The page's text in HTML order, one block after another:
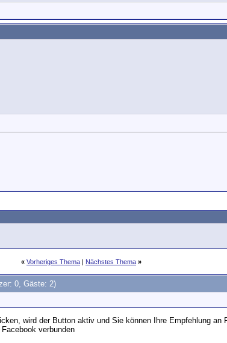
« Vorheriges Thema | Nächstes Thema »
0, Gäste: 2)
wird der Button aktiv und Sie können Ihre Empfehlung an
verbunden